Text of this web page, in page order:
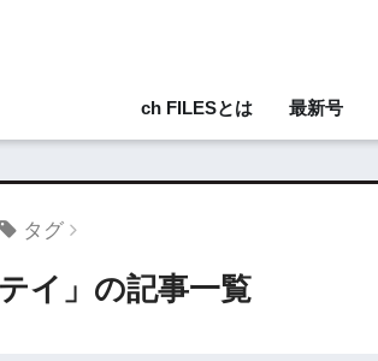
ch FILESとは 最新号
タグ
テイ」の記事一覧